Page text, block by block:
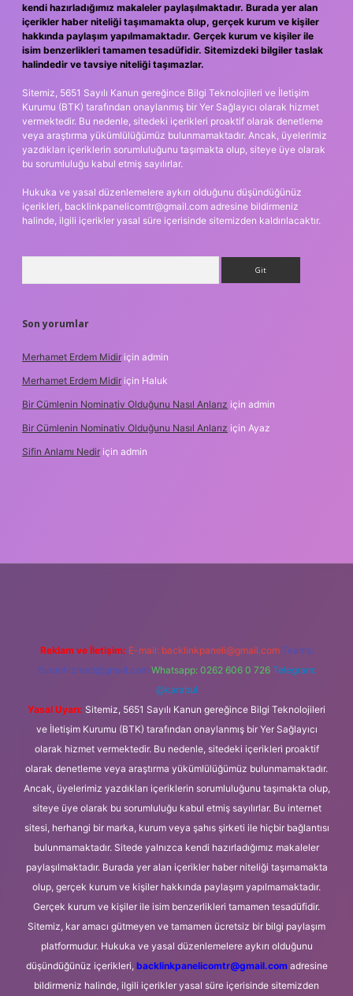
kendi hazırladığımız makaleler paylaşılmaktadır. Burada yer alan
içerikler haber niteliği taşımamakta olup, gerçek kurum ve kişiler
hakkında paylaşım yapılmamaktadır. Gerçek kurum ve kişiler ile
isim benzerlikleri tamamen tesadüfidir. Sitemizdeki bilgiler taslak
halindedir ve tavsiye niteliği taşımazlar.
Sitemiz, 5651 Sayılı Kanun gereğince Bilgi Teknolojileri ve İletişim
Kurumu (BTK) tarafından onaylanmış bir Yer Sağlayıcı olarak hizmet
vermektedir. Bu nedenle, sitedeki içerikleri proaktif olarak denetleme
veya araştırma yükümlülüğümüz bulunmamaktadır. Ancak, üyelerimiz
yazdıkları içeriklerin sorumluluğunu taşımakta olup, siteye üye olarak
bu sorumluluğu kabul etmiş sayılırlar.
Hukuka ve yasal düzenlemelere aykırı olduğunu düşündüğünüz
içerikleri, backlinkpanelicomtr@gmail.com adresine bildirmeniz
halinde, ilgili içerikler yasal süre içerisinde sitemizden kaldırılacaktır.
Son yorumlar
Merhamet Erdem Midir için admin
Merhamet Erdem Midir için Haluk
Bir Cümlenin Nominativ Olduğunu Nasıl Anlarız için admin
Bir Cümlenin Nominativ Olduğunu Nasıl Anlarız için Ayaz
Sifin Anlamı Nedir için admin
Reklam ve İletişim: E-mail: backlinkpaneli@gmail.com Teams:
forumhizmeti@gmail.com Whatsapp: 0262 606 0 726 Telegram:
@karabul
Yasal Uyarı: Sitemiz, 5651 Sayılı Kanun gereğince Bilgi Teknolojileri
ve İletişim Kurumu (BTK) tarafından onaylanmış bir Yer Sağlayıcı
olarak hizmet vermektedir. Bu nedenle, sitedeki içerikleri proaktif
olarak denetleme veya araştırma yükümlülüğümüz bulunmamaktadır.
Ancak, üyelerimiz yazdıkları içeriklerin sorumluluğunu taşımakta olup,
siteye üye olarak bu sorumluluğu kabul etmiş sayılırlar. Bu internet
sitesi, herhangi bir marka, kurum veya şahıs şirketi ile hiçbir bağlantısı
bulunmamaktadır. Sitede yalnızca kendi hazırladığımız makaleler
paylaşılmaktadır. Burada yer alan içerikler haber niteliği taşımamakta
olup, gerçek kurum ve kişiler hakkında paylaşım yapılmamaktadır.
Gerçek kurum ve kişiler ile isim benzerlikleri tamamen tesadüfidir.
Sitemiz, kar amacı gütmeyen ve tamamen ücretsiz bir bilgi paylaşım
platformudur. Hukuka ve yasal düzenlemelere aykırı olduğunu
düşündüğünüz içerikleri, backlinkpanelicomtr@gmail.comadresine
bildirmeniz halinde, ilgili içerikler yasal süre içerisinde sitemizden